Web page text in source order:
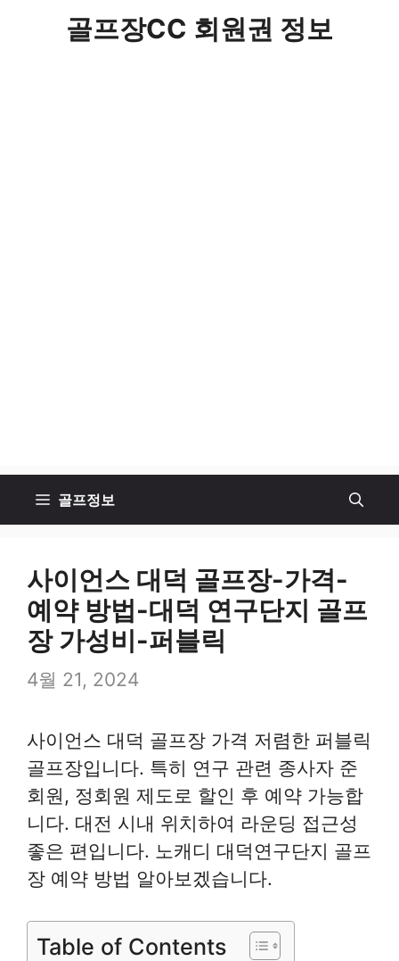
골프장CC 회원권 정보
골프정보
사이언스 대덕 골프장-가격-
예약 방법-대덕 연구단지 골프
장 가성비-퍼블릭
4월 21, 2024
사이언스 대덕 골프장 가격 저렴한 퍼블릭
골프장입니다. 특히 연구 관련 종사자 준
회원, 정회원 제도로 할인 후 예약 가능합
니다. 대전 시내 위치하여 라운딩 접근성
좋은 편입니다. 노캐디 대덕연구단지 골프
장 예약 방법 알아보겠습니다.
Table of Contents